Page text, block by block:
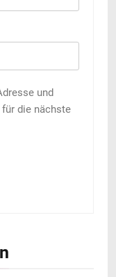
und
die nächste